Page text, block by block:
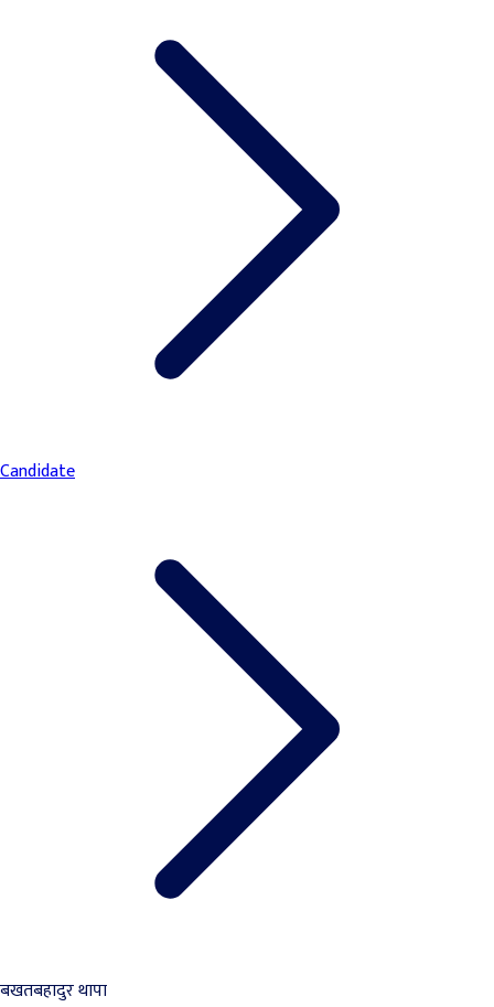
Candidate
बखतबहादुर थापा